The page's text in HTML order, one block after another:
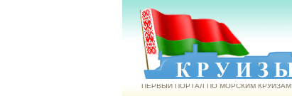
Круизы.by
ПЕРВЫЙ ПОРТАЛ ПО МОРСКИМ КРУИЗАМ